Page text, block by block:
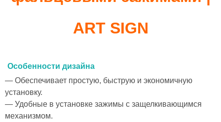
ART SIGN
Особенности дизайна
— Обеспечивает простую, быструю и экономичную
установку.
— Удобные в установке зажимы с защелкивающимся
механизмом.